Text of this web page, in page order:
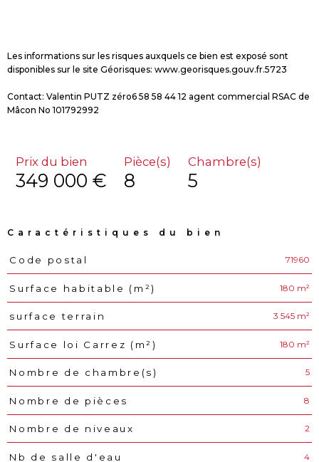
Les informations sur les risques auxquels ce bien est exposé sont
disponibles sur le site Géorisques: www.georisques.gouv.fr.5723
Contact: Valentin PUTZ zéro6 58 58 44 12 agent commercial RSAC de
Mâcon No 101792992
Prix du bien
349 000 €
Pièce(s)
8
Chambre(s)
5
Caractéristiques du bien
Caractéristiques
Code postal 71960
Surface habitable (m²) 180 m²
surface terrain 3 545 m²
Surface loi Carrez (m²) 180 m²
Nombre de chambre(s) 5
Nombre de pièces 8
Nombre de niveaux 2
Nb de salle d'eau 4